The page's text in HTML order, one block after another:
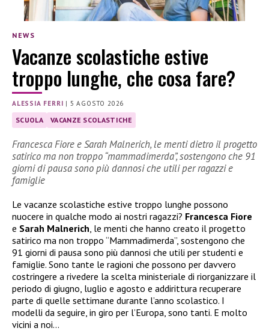
NEWS
Vacanze scolastiche estive
troppo lunghe, che cosa fare?
ALESSIA FERRI | 5 AGOSTO 2026
SCUOLA VACANZE SCOLASTICHE
Francesca Fiore e Sarah Malnerich, le menti dietro il progetto
satirico ma non troppo “mammadimerda”, sostengono che 91
giorni di pausa sono più dannosi che utili per ragazzi e
famiglie
Le vacanze scolastiche estive troppo lunghe possono
nuocere in qualche modo ai nostri ragazzi? Francesca Fiore
e Sarah Malnerich , le menti che hanno creato il progetto
satirico ma non troppo “Mammadimerda”, sostengono che
91 giorni di pausa sono più dannosi che utili per studenti e
famiglie. Sono tante le ragioni che possono per davvero
costringere a rivedere la scelta ministeriale di riorganizzare il
periodo di giugno, luglio e agosto e addirittura recuperare
parte di quelle settimane durante l’anno scolastico. I
modelli da seguire, in giro per l’Europa, sono tanti. E molto
vicini a noi…